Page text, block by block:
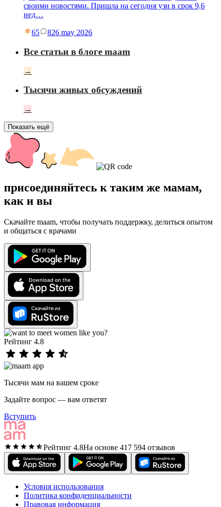
своими новостями. Пришла на сегодня узи в срок 9,6
нед…
65 826 may 2026
Все статьи в блоге maam
→
Тысячи живых обсуждений
→
Показать ещё
присоединяйтесь к таким же мамам,
как и вы
Скачайте maam, чтобы получать поддержку, делиться опытом
и общаться с врачами
Рейтинг 4.8
Тысячи мам на вашем сроке
Задайте вопрос — вам ответят
Вступить
Рейтинг 4.8На основе 417 594 отзывов
Условия использования
Политика конфиденциальности
Правовая информация